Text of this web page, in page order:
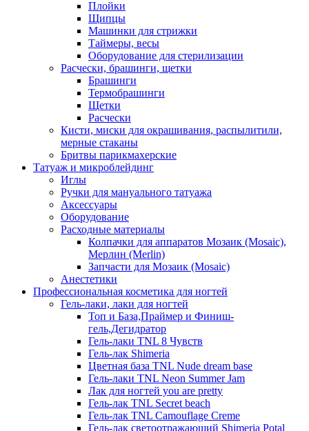
Плойки
Щипцы
Машинки для стрижки
Таймеры, весы
Оборудование для стерилизации
Расчески, брашинги, щетки
Брашинги
Термобрашинги
Щетки
Расчески
Кисти, миски для окрашивания, распылитили,
мерные стаканы
Бритвы парикмахерские
Татуаж и микроблейдинг
Иглы
Ручки для мануального татуажа
Аксессуары
Оборудование
Расходные материалы
Колпачки для аппаратов Мозаик (Mosaic),
Мерлин (Merlin)
Запчасти для Мозаик (Mosaic)
Анестетики
Профессиональная косметика для ногтей
Гель-лаки, лаки для ногтей
Топ и База,Праймер и Финиш-
гель,Дегидратор
Гель-лаки TNL 8 Чувств
Гель-лак Shimeria
Цветная база TNL Nude dream base
Гель-лаки TNL Neon Summer Jam
Лак для ногтей you are pretty
Гель-лак TNL Secret beach
Гель-лак TNL Camouflage Creme
Гель-лак светоотражающий Shimeria Potal